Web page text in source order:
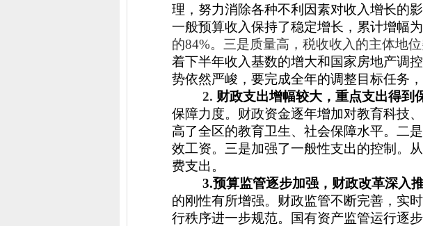
理，努力消除各种不利因素对收入增长的
一般预算收入保持了稳定增长，累计增幅为
的84%。三是质量高，税收收入的主体地
着下半年收入基数的增大和国家房地产调
势依然严峻，要完成全年的调整目标任务，
2. 财政支出增幅较大，重点支出得到
保障力度。财政资金逐年增加对教育科技
高了全区的教育卫生、社会保障水平。二
效工资。三是加强了一般性支出的控制。
费支出。
3.预算监管逐步加强，财政改革深入推
的刚性有所增强。财政监管不断完善，实
行秩序进一步规范。国有资产监管运行逐